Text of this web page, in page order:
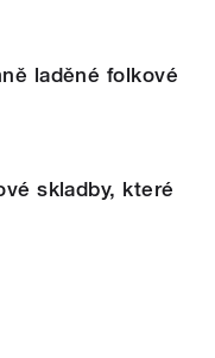
laděné folkové
skladby, které